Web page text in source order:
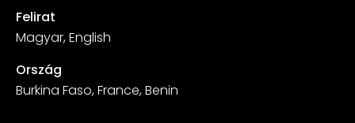
Felirat
Magyar, English
Ország
Burkina Faso, France, Benin